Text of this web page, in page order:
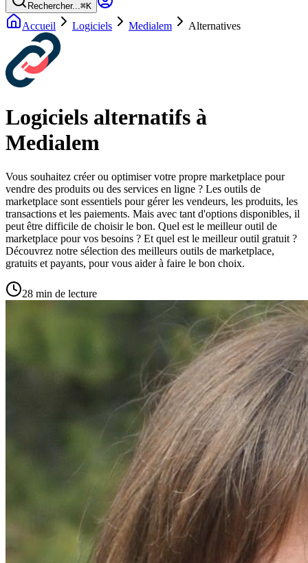
Rechercher...⌘K
Accueil Logiciels Medialem Alternatives
Logiciels alternatifs à
Medialem
Vous souhaitez créer ou optimiser votre propre marketplace pour
vendre des produits ou des services en ligne ? Les outils de
marketplace sont essentiels pour gérer les vendeurs, les produits, les
transactions et les paiements. Mais avec tant d'options disponibles, il
peut être difficile de choisir le bon. Quel est le meilleur outil de
marketplace pour vos besoins ? Et quel est le meilleur outil gratuit ?
Découvrez notre sélection des meilleurs outils de marketplace,
gratuits et payants, pour vous aider à faire le bon choix.
28 min de lecture